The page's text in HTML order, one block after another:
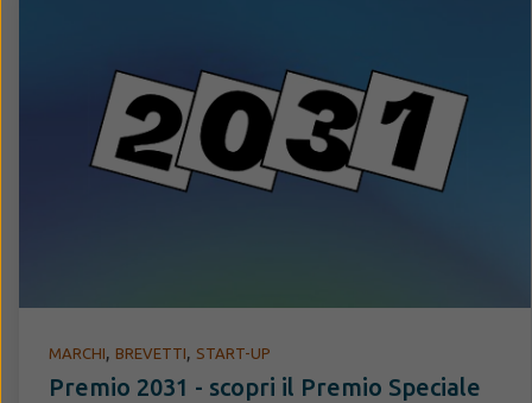
MARCHI, BREVETTI, START-UP
Premio 2031 - scopri il Premio Speciale